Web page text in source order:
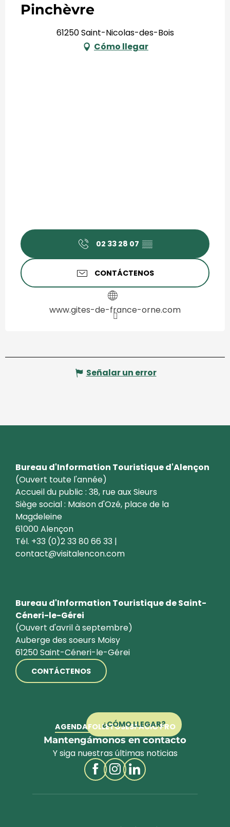
Pinchèvre
61250 Saint-Nicolas-des-Bois
Cómo llegar
02 33 28 07 ▒▒
CONTÁCTENOS
www.gites-de-france-orne.com
Señalar un error
Bureau d'Information Touristique d'Alençon
(Ouvert toute l'année)
Accueil du public : 38, rue aux Sieurs
Siège social : Maison d'Ozé, place de la
Magdeleine
61000 Alençon
Tél. +33 (0)2 33 80 66 33 |
contact@visitalencon.com
Bureau d'Information Touristique de Saint-
Céneri-le-Gérei
(Ouvert d'avril à septembre)
Auberge des soeurs Moisy
61250 Saint-Céneri-le-Gérei
CONTÁCTENOS
¿CÓMO LLEGAR?
AGENDAFOLLETOSESPACIO PRO
Mantengámonos en contacto
Y siga nuestras últimas noticias